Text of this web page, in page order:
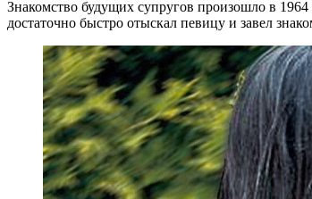
Знакомство будущих супругов произошло в
достаточно быстро отыскал певицу и завел